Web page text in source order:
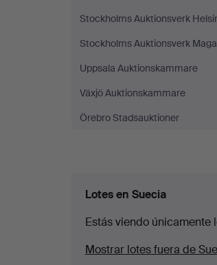
Stockholms Auktionsverk
Stockholms Auktionsverk
Uppsala Auktionskammare
Växjö Auktionskammare
Örebro Stadsauktioner
Lotes en Suecia
Estás viendo únicamente
Mostrar lotes fuera de